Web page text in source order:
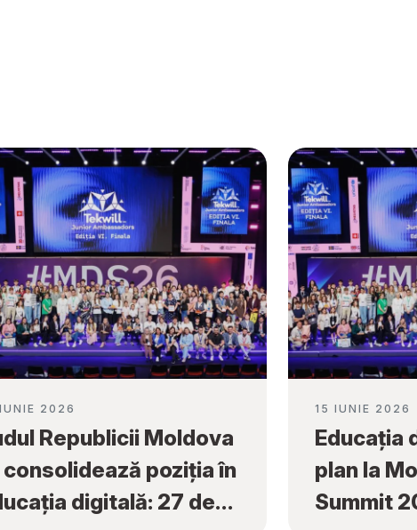
2026
Republicii Moldova
poziția în
digitală: 27 de
15 IUNIE 2026
Educația
plan la
Summit